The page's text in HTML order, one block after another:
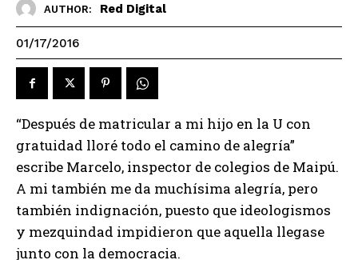
AUTHOR: Red Digital
01/17/2016
“Después de matricular a mi hijo en la U con
gratuidad lloré todo el camino de alegría”
escribe Marcelo, inspector de colegios de Maipú.
A mi también me da muchísima alegría, pero
también indignación, puesto que ideologismos
y mezquindad impidieron que aquella llegase
junto con la democracia.